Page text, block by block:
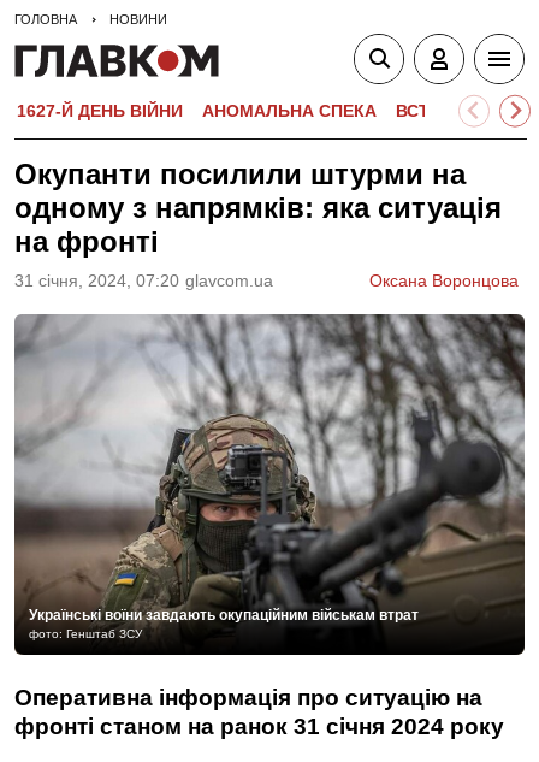
ГОЛОВНА НОВИНИ
1627-Й ДЕНЬ ВІЙНИ АНОМАЛЬНА СПЕКА ВСТУПНА
Окупанти посилили штурми на
одному з напрямків: яка ситуація
на фронті
31 сiчня, 2024, 07:20 glavcom.ua Оксана Воронцова
Українські воїни завдають окупаційним військам втрат
фото: Генштаб ЗСУ
Оперативна інформація про ситуацію на
фронті станом на ранок 31 січня 2024 року